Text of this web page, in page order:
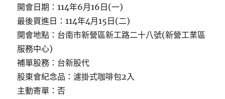
開會日期：114年6月16日(一)
最後買進日：114年4月15日(二)
開會地點：台南市新營區新工路二十八號(新營工業區
服務中心)
補單股務：台新股代
股東會紀念品：濾掛式咖啡包2入
主動寄單：否